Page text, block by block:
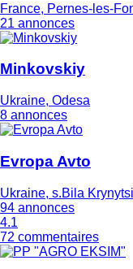
France, Pernes-les-
21 annonces
Minkovskiy
Ukraine, Odesa
8 annonces
Evropa Avto
Ukraine, s.Bila
94 annonces
4.1
72 commentaires